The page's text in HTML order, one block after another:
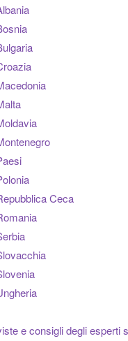
Ceca
e consigli degli esperti